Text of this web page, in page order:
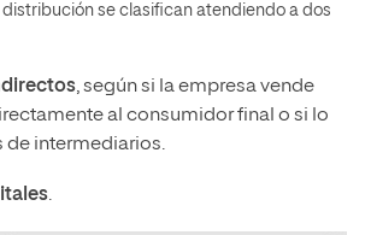
se clasifican atendiendo a dos
, según si la empresa vende
al consumidor final o si lo
de intermediarios.
.